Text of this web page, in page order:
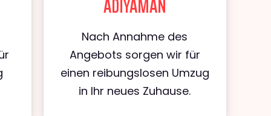
ADIYAMAN
Nach Annahme des
Angebots sorgen wir für
einen reibungslosen Umzug
in Ihr neues Zuhause.